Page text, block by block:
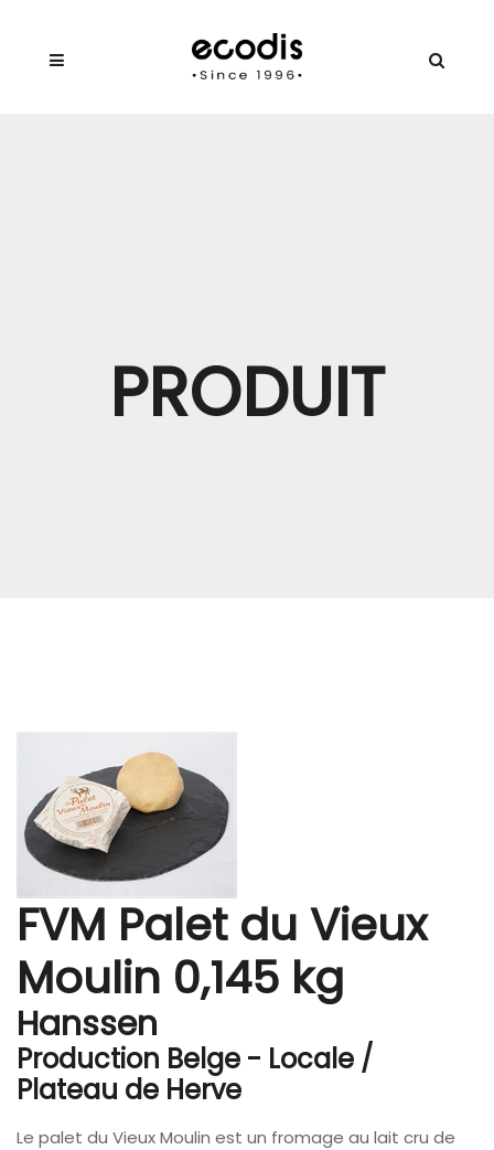
PRODUIT
FVM Palet du Vieux
Moulin 0,145 kg
Hanssen
Production Belge - Locale /
Plateau de Herve
Le palet du Vieux Moulin est un fromage au lait cru de